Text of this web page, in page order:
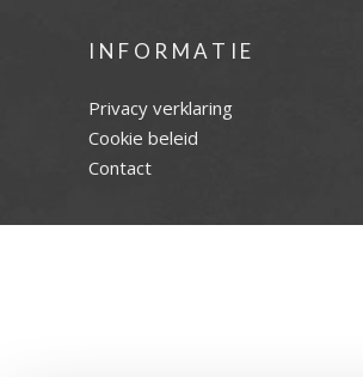
INFORMATIE
Privacy verklaring
Cookie beleid
Contact